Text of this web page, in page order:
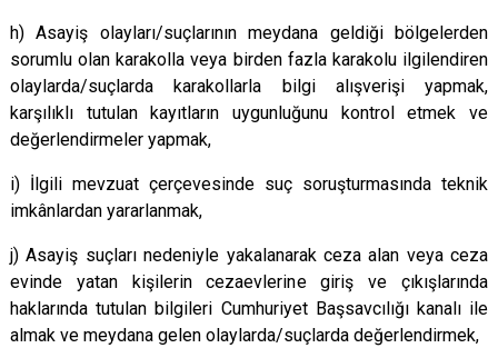
h) Asayiş olayları/suçlarının meydana geldiği bölgelerden
sorumlu olan karakolla veya birden fazla karakolu ilgilendiren
olaylarda/suçlarda karakollarla bilgi alışverişi yapmak,
karşılıklı tutulan kayıtların uygunluğunu kontrol etmek ve
değerlendirmeler yapmak,
i) İlgili mevzuat çerçevesinde suç soruşturmasında teknik
imkânlardan yararlanmak,
j) Asayiş suçları nedeniyle yakalanarak ceza alan veya ceza
evinde yatan kişilerin cezaevlerine giriş ve çıkışlarında
haklarında tutulan bilgileri Cumhuriyet Başsavcılığı kanalı ile
almak ve meydana gelen olaylarda/suçlarda değerlendirmek,